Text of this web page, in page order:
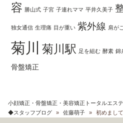
容 勝山式 子宮 子連れママ 平井久美子
独女通信 生理痛 目が重い 紫外線 肩が
菊川 菊川駅 足を組む 酵素 錦
骨盤矯正
小顔矯正・骨盤矯正・美容矯正トータルエス
◆スタッフブログ
» 佐藤萌子 » 初めまして